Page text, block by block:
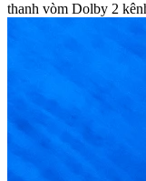
thanh vòm Dolby 2